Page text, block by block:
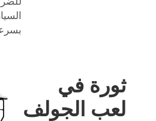
ثورة في
لعب الجولف